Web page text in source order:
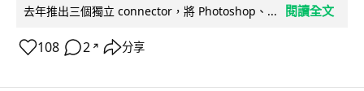
去年推出三個獨立 connector，將 Photoshop、...
閱讀全文
108 2 ↗ 分享